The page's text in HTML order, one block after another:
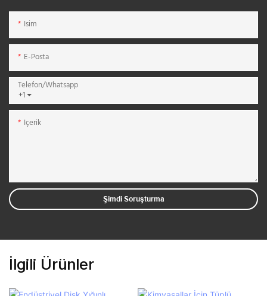
Isim
E-Posta
+1
Telefon/whatsapp
Içerik
Şimdi Soruşturma
İlgili Ürünler